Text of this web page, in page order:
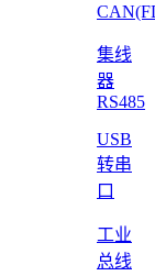
集线
器
RS485
USB
转串
口
工业
总线